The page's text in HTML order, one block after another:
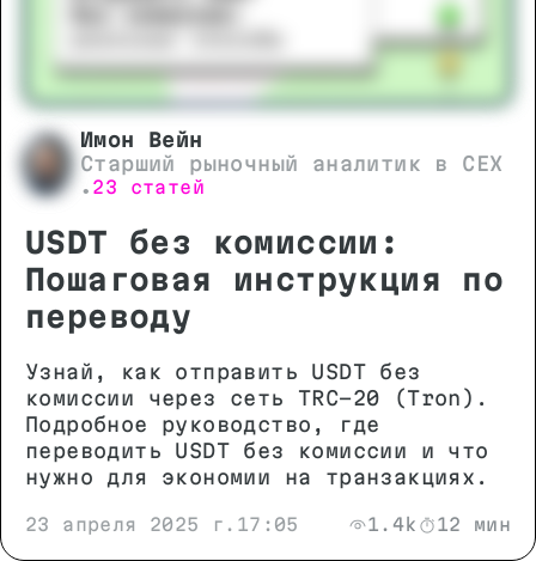
Имон Вейн
Старший рыночный аналитик в CEX
• 23 статей
USDT без комиссии:
Пошаговая инструкция по
переводу
Узнай, как отправить USDT без
комиссии через сеть TRC-20 (Tron).
Подробное руководство, где
переводить USDT без комиссии и что
нужно для экономии на транзакциях.
23 апреля 2025 г. 17:05 1.4k 12 мин